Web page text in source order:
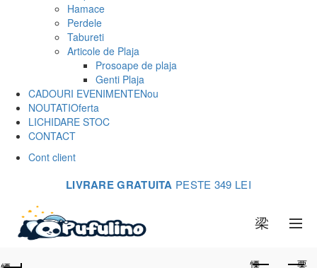
Hamace
Perdele
Tabureti
Articole de Plaja
Prosoape de plaja
Genti Plaja
CADOURI EVENIMENTENou
NOUTATIOferta
LICHIDARE STOC
CONTACT
Cont client
LIVRARE GRATUITA PESTE 349 LEI